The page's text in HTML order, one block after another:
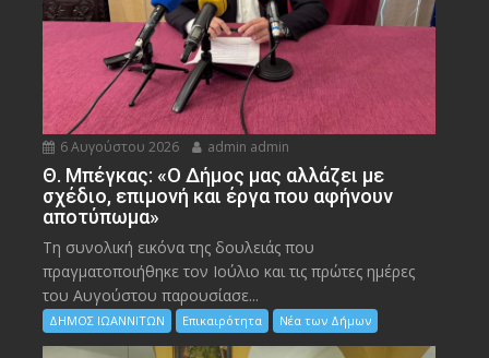
6 Αυγούστου 2026 admin admin
Θ. Μπέγκας: «Ο Δήμος μας αλλάζει με
σχέδιο, επιμονή και έργα που αφήνουν
αποτύπωμα»
Τη συνολική εικόνα της δουλειάς που
πραγματοποιήθηκε τον Ιούλιο και τις πρώτες ημέρες
του Αυγούστου παρουσίασε...
ΔΗΜΟΣ ΙΩΑΝΝΙΤΩΝ Επικαιρότητα Νέα των Δήμων